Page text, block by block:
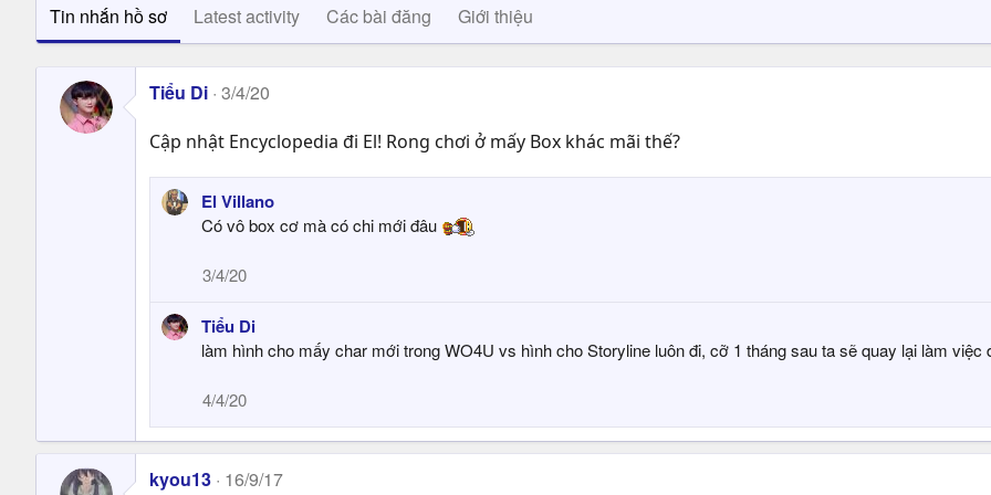
Tin nhắn hồ sơ Latest activity Các bài đăng Giới thiệu
Tiểu Di 3/4/20
Cập nhật Encyclopedia đi El! Rong chơi ở mấy Box khác mãi thế?
El Villano
Có vô box cơ mà có chi mới đâu
3/4/20
Tiểu Di
làm hình cho mấy char mới trong WO4U vs hình cho Storyline luôn đi, cỡ 1 tháng sau ta sẽ quay lại làm việc
4/4/20
kyou13 16/9/17